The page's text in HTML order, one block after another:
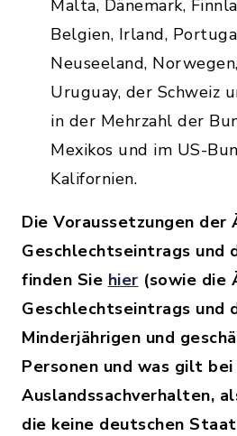
Malta, Dänemark,
Belgien, Irland,
Neuseeland,
Uruguay, der Schweiz
in der Mehrzahl der
Mexikos und im US-
Kalifornien.
Die Voraussetzungen der
Geschlechtseintrags und
finden Sie hier (sowie die
Geschlechtseintrags und
Minderjährigen und
Personen und was gilt bei
Auslandssachverhalten,
die keine deutschen